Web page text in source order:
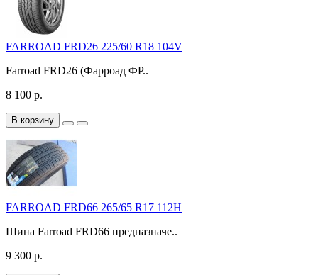
FARROAD FRD26 225/60 R18 104V
Farroad FRD26 (Фарроад ФР..
8 100 р.
В корзину
FARROAD FRD66 265/65 R17 112H
Шина Farroad FRD66 предназначе..
9 300 р.